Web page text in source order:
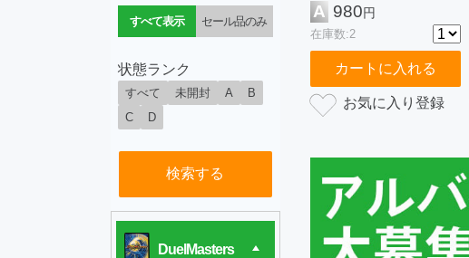
すべて表示 セール品のみ
状態ランク
すべて 未開封 A
B
C
D
検索する
DuelMasters
A 980円
在庫数:2
カートに入れる